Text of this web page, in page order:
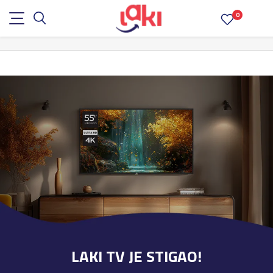
0
LAKI TV JE STIGAO!